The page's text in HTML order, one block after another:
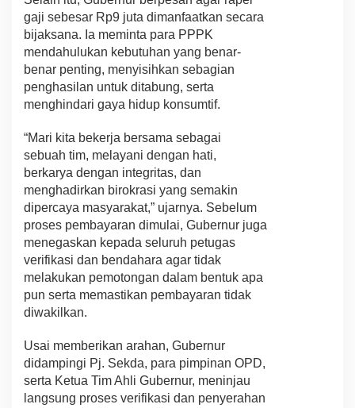
gaji sebesar Rp9 juta dimanfaatkan secara
bijaksana. Ia meminta para PPPK
mendahulukan kebutuhan yang benar-
benar penting, menyisihkan sebagian
penghasilan untuk ditabung, serta
menghindari gaya hidup konsumtif.
“Mari kita bekerja bersama sebagai
sebuah tim, melayani dengan hati,
berkarya dengan integritas, dan
menghadirkan birokrasi yang semakin
dipercaya masyarakat,” ujarnya. Sebelum
proses pembayaran dimulai, Gubernur juga
menegaskan kepada seluruh petugas
verifikasi dan bendahara agar tidak
melakukan pemotongan dalam bentuk apa
pun serta memastikan pembayaran tidak
diwakilkan.
Usai memberikan arahan, Gubernur
didampingi Pj. Sekda, para pimpinan OPD,
serta Ketua Tim Ahli Gubernur, meninjau
langsung proses verifikasi dan penyerahan